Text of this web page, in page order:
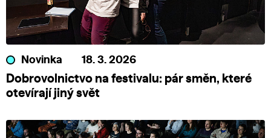
Novinka 18. 3. 2026
Dobrovolnictvo na festivalu: pár směn, které
otevírají jiný svět